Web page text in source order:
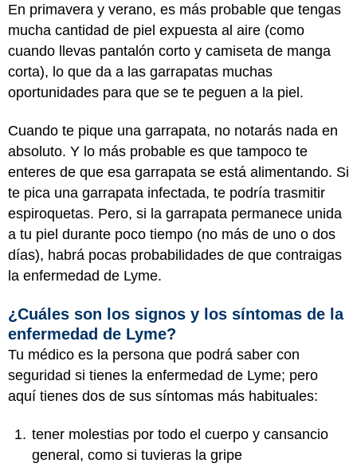
En primavera y verano, es más probable que tengas
mucha cantidad de piel expuesta al aire (como
cuando llevas pantalón corto y camiseta de manga
corta), lo que da a las garrapatas muchas
oportunidades para que se te peguen a la piel.
Cuando te pique una garrapata, no notarás nada en
absoluto. Y lo más probable es que tampoco te
enteres de que esa garrapata se está alimentando. Si
te pica una garrapata infectada, te podría trasmitir
espiroquetas. Pero, si la garrapata permanece unida
a tu piel durante poco tiempo (no más de uno o dos
días), habrá pocas probabilidades de que contraigas
la enfermedad de Lyme.
¿Cuáles son los signos y los síntomas de la
enfermedad de Lyme?
Tu médico es la persona que podrá saber con
seguridad si tienes la enfermedad de Lyme; pero
aquí tienes dos de sus síntomas más habituales:
tener molestias por todo el cuerpo y cansancio
general, como si tuvieras la gripe